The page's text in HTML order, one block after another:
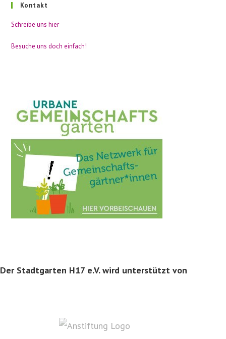
Kontakt
Schreibe uns hier
Besuche uns doch einfach!
Der Stadtgarten H17 e.V. wird unterstützt von